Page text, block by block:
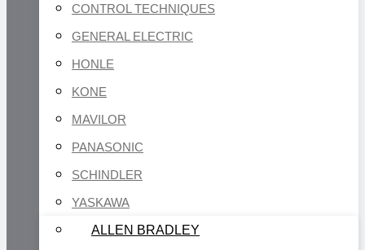
CONTROL TECHNIQUES
GENERAL ELECTRIC
HONLE
KONE
MAVILOR
PANASONIC
SCHINDLER
YASKAWA
ALLEN BRADLEY